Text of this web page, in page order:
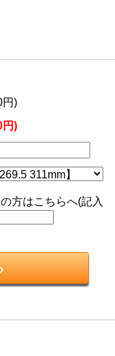
円)
円)
方はこちらへ(記入